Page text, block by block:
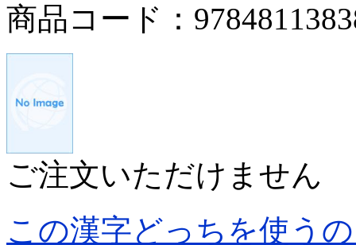
商品コード：
ご注文いただけません
この漢字どっちを使う